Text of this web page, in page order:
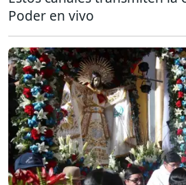
Poder en vivo